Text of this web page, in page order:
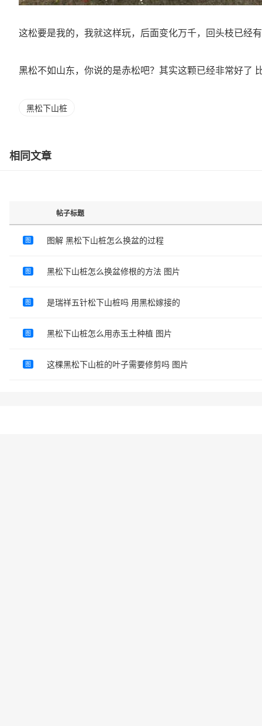
这松要是我的，我就这样玩，后面变化万千，回头枝已经
黑松不如山东，你说的是赤松吧？其实这颗已经非常好了
黑松下山桩
相同文章
帖子标题
图 图解 黑松下山桩怎么换盆的过程
图 黑松下山桩怎么换盆修根的方法 图片
图 是瑞祥五针松下山桩吗 用黑松嫁接的
图 黑松下山桩怎么用赤玉土种植 图片
图 这棵黑松下山桩的叶子需要修剪吗 图片